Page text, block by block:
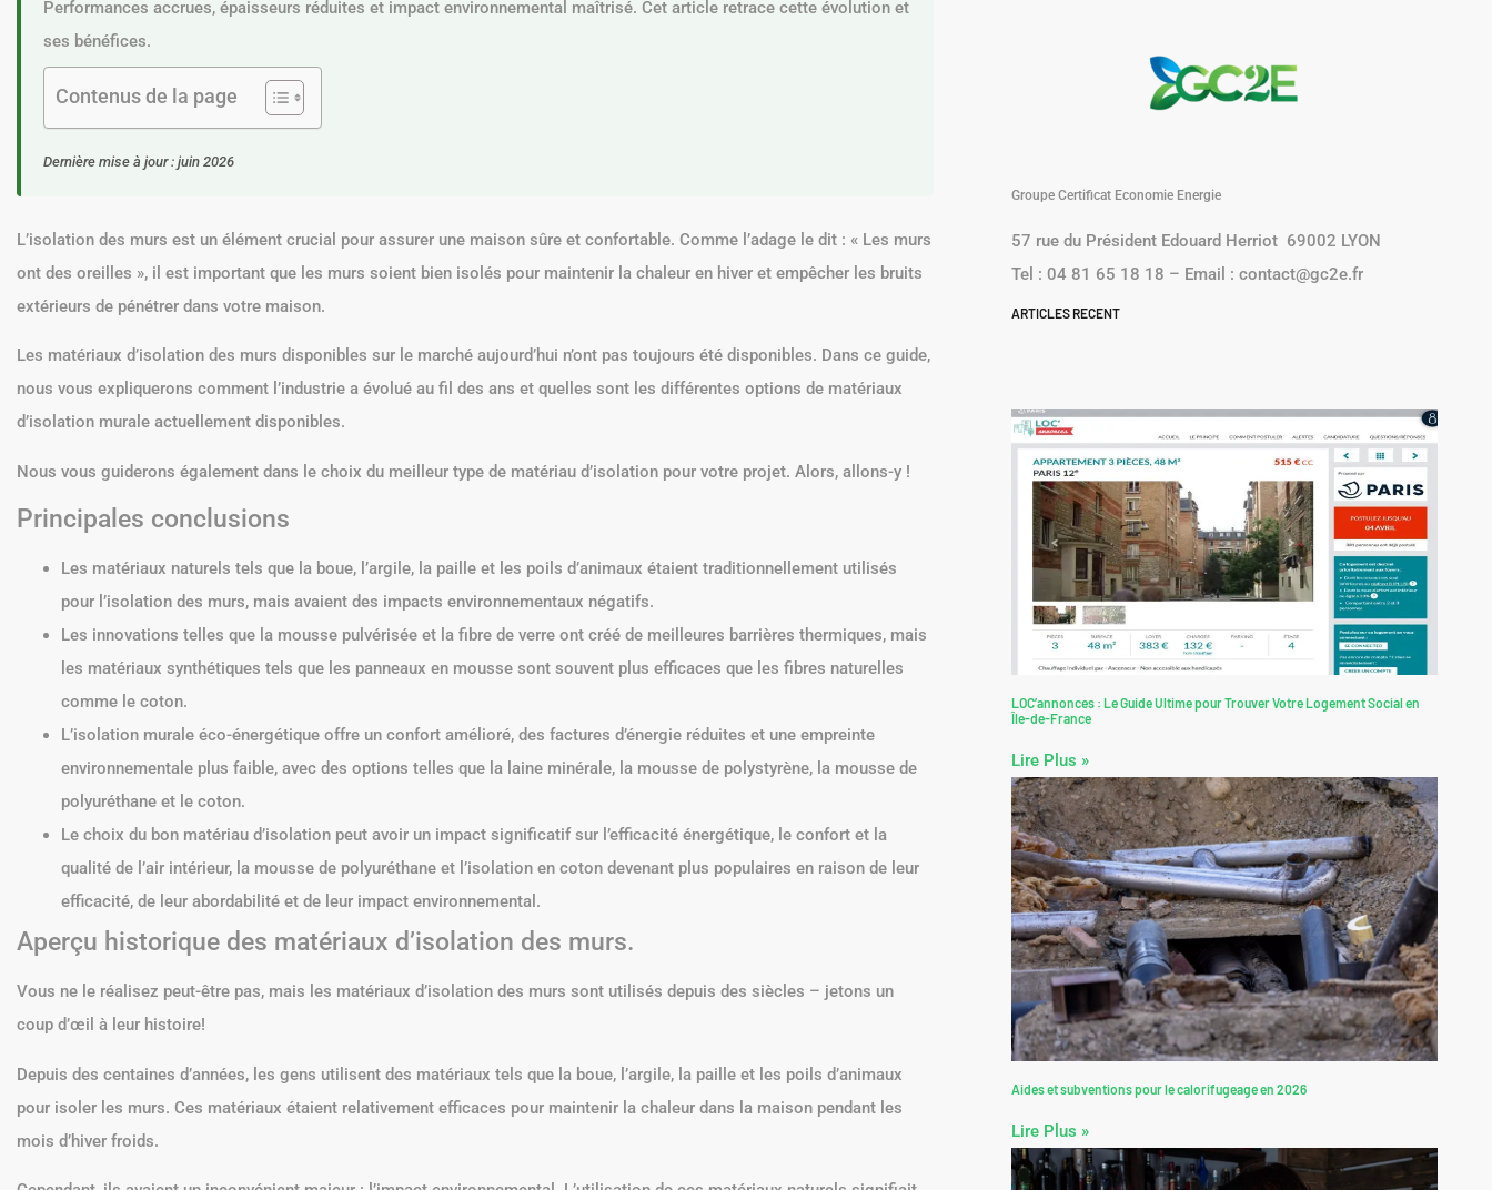
Performances accrues, épaisseurs réduites et impact environnemental maîtrisé. Cet article retrace cette évolution et
ses bénéfices.
Contenus de la page
Dernière mise à jour : juin 2026
L’isolation des murs est un élément crucial pour assurer une maison sûre et confortable. Comme l’adage le dit : « Les murs
ont des oreilles », il est important que les murs soient bien isolés pour maintenir la chaleur en hiver et empêcher les bruits
extérieurs de pénétrer dans votre maison.
Les matériaux d’isolation des murs disponibles sur le marché aujourd’hui n’ont pas toujours été disponibles. Dans ce guide,
nous vous expliquerons comment l’industrie a évolué au fil des ans et quelles sont les différentes options de matériaux
d’isolation murale actuellement disponibles.
Nous vous guiderons également dans le choix du meilleur type de matériau d’isolation pour votre projet. Alors, allons-y !
Principales conclusions
Les matériaux naturels tels que la boue, l’argile, la paille et les poils d’animaux étaient traditionnellement utilisés
pour l’isolation des murs, mais avaient des impacts environnementaux négatifs.
Les innovations telles que la mousse pulvérisée et la fibre de verre ont créé de meilleures barrières thermiques, mais
les matériaux synthétiques tels que les panneaux en mousse sont souvent plus efficaces que les fibres naturelles
comme le coton.
L’isolation murale éco-énergétique offre un confort amélioré, des factures d’énergie réduites et une empreinte
environnementale plus faible, avec des options telles que la laine minérale, la mousse de polystyrène, la mousse de
polyuréthane et le coton.
Le choix du bon matériau d’isolation peut avoir un impact significatif sur l’efficacité énergétique, le confort et la
qualité de l’air intérieur, la mousse de polyuréthane et l’isolation en coton devenant plus populaires en raison de leur
efficacité, de leur abordabilité et de leur impact environnemental.
Aperçu historique des matériaux d’isolation des murs.
Vous ne le réalisez peut-être pas, mais les matériaux d’isolation des murs sont utilisés depuis des siècles – jetons un
coup d’œil à leur histoire!
Depuis des centaines d’années, les gens utilisent des matériaux tels que la boue, l’argile, la paille et les poils d’animaux
pour isoler les murs. Ces matériaux étaient relativement efficaces pour maintenir la chaleur dans la maison pendant les
mois d’hiver froids.
Groupe Certificat Economie Energie
57 rue du Président Edouard Herriot 69002 LYON
Tel : 04 81 65 18 18 – Email : contact@gc2e.fr
ARTICLES RECENT
LOC’annonces : Le Guide Ultime pour Trouver Votre Logement Social en
Île-de-France
Lire Plus »
Aides et subventions pour le calorifugeage en 2026
Lire Plus »